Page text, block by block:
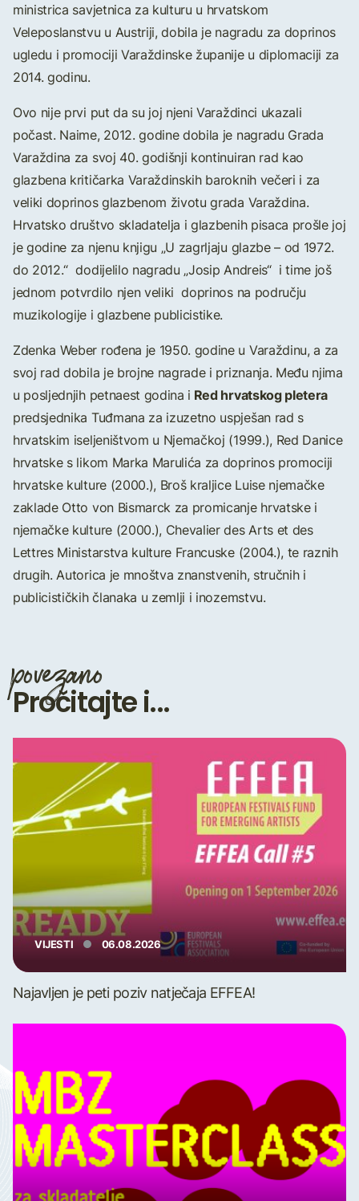
ministrica savjetnica za kulturu u hrvatskom
Veleposlanstvu u Austriji, dobila je nagradu za doprinos
ugledu i promociji Varaždinske županije u diplomaciji za
2014. godinu.
Ovo nije prvi put da su joj njeni Varaždinci ukazali
počast. Naime, 2012. godine dobila je nagradu Grada
Varaždina za svoj 40. godišnji kontinuiran rad kao
glazbena kritičarka Varaždinskih baroknih večeri i za
veliki doprinos glazbenom životu grada Varaždina.
Hrvatsko društvo skladatelja i glazbenih pisaca prošle joj
je godine za njenu knjigu „U zagrljaju glazbe – od 1972.
do 2012.“ dodijelilo nagradu „Josip Andreis“ i time još
jednom potvrdilo njen veliki doprinos na području
muzikologije i glazbene publicistike.
Zdenka Weber rođena je 1950. godine u Varaždinu, a za
svoj rad dobila je brojne nagrade i priznanja. Među njima
u posljednjih petnaest godina i Red hrvatskog pletera
predsjednika Tuđmana za izuzetno uspješan rad s
hrvatskim iseljeništvom u Njemačkoj (1999.), Red Danice
hrvatske s likom Marka Marulića za doprinos promociji
hrvatske kulture (2000.), Broš kraljice Luise njemačke
zaklade Otto von Bismarck za promicanje hrvatske i
njemačke kulture (2000.), Chevalier des Arts et des
Lettres Ministarstva kulture Francuske (2004.), te raznih
drugih. Autorica je mnoštva znanstvenih, stručnih i
publicističkih članaka u zemlji i inozemstvu.
povezano
Pročitajte i...
VIJESTI 06.08.2026
Najavljen je peti poziv natječaja EFFEA!